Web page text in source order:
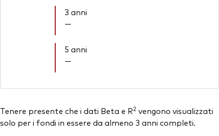
3 anni
—
5 anni
—
Tenere presente che i dati Beta e R2 vengono visualizzati
solo per i fondi in essere da almeno 3 anni completi.